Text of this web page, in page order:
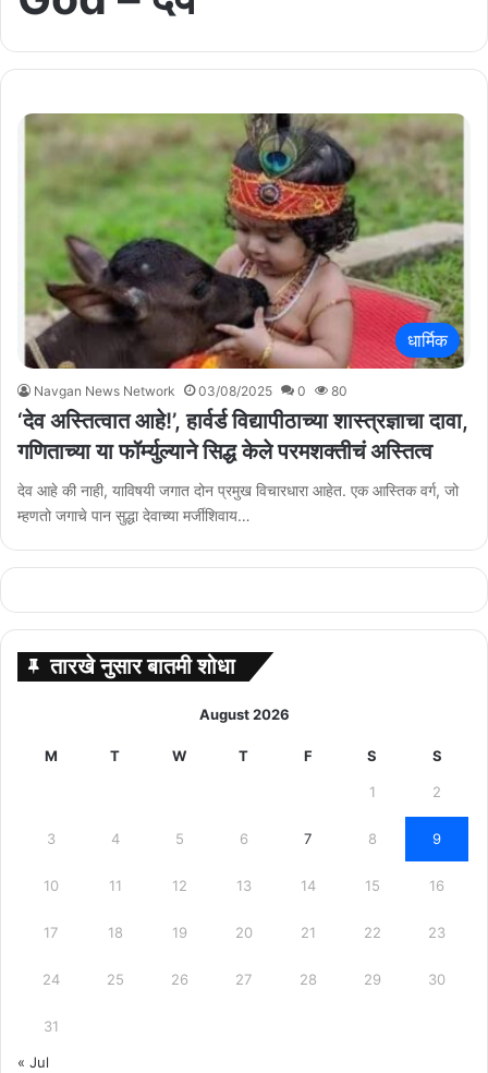
धार्मिक
Navgan News Network 03/08/2025 0 80
‘देव अस्तित्वात आहे!’, हार्वर्ड विद्यापीठाच्या शास्त्रज्ञाचा दावा,
गणिताच्या या फॉर्म्युल्याने सिद्ध केले परमशक्तीचं अस्तित्व
देव आहे की नाही, याविषयी जगात दोन प्रमुख विचारधारा आहेत. एक आस्तिक वर्ग, जो
म्हणतो जगाचे पान सुद्धा देवाच्या मर्जीशिवाय…
तारखे नुसार बातमी शोधा
August 2026
M T W T F S S
1 2
3 4 5 6 7 8 9
10 11 12 13 14 15 16
17 18 19 20 21 22 23
24 25 26 27 28 29 30
31
« Jul